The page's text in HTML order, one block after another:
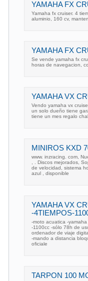
YAMAHA FX
Yamaha fx cruiser. 4
aluminio, 160 cv,
YAMAHA FX
Se vende yamaha fx
horas de navegacion,
YAMAHA VX
Vendo yamaha vx
un solo dueño tiene
tiene un mes regalo
MINIROS KXD
www. inzracing. com,
, . Discos mejorados,
de velocidad, sistema
azul , disponible
YAMAHA VX
-4TIEMPOS-
-moto acuatica -
-1100cc -sólo 78h de
ordenador de viaje
-mando a distancia
oficiale
TARPON 100